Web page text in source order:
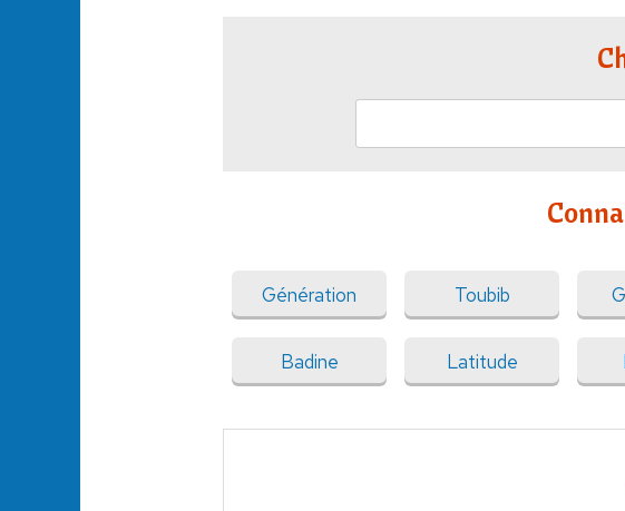
Génération Toubib
Badine Latitude